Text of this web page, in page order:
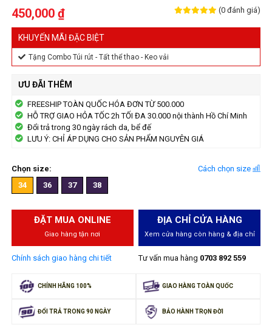
450,000 ₫ (0 đánh giá)
KHUYẾN MÃI ĐẶC BIỆT
Tặng Combo Túi rút - Tất thể thao - Keo vải
ƯU ĐÃI THÊM
FREESHIP TOÀN QUỐC HÓA ĐƠN TỪ 500.000
HỖ TRỢ GIAO HỎA TỐC 2h TỐI ĐA 30.000 nội thành Hồ Chí Minh
Đổi trả trong 30 ngày rách da, bể đế
LƯU Ý: CHỈ ÁP DỤNG CHO SẢN PHẨM NGUYÊN GIÁ
Chọn size:
Cách chọn size
34
36 37 38
ĐẶT MUA ONLINE
Giao hàng tận nơi
Chính sách giao hàng chi tiết
ĐỊA CHỈ CỬA HÀNG
Xem cửa hàng còn hàng & địa chỉ
Tư vấn mua hàng 0703 892 559
CHÍNH HÃNG 100% GIAO HÀNG TOÀN QUỐC
ĐỔI TRẢ TRONG 90 NGÀY BẢO HÀNH TRỌN ĐỜI